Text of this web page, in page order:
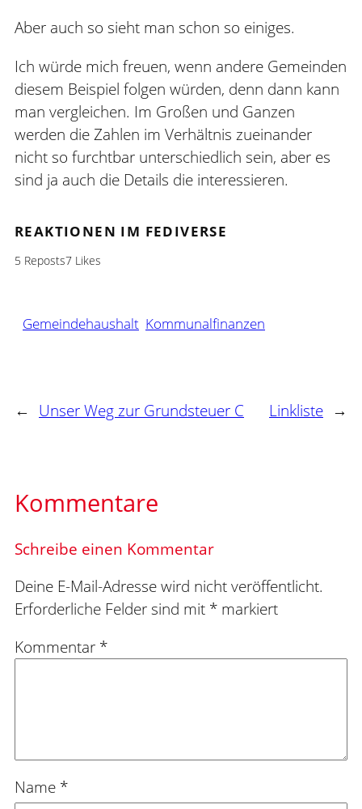
Aber auch so sieht man schon so einiges.
Ich würde mich freuen, wenn andere Gemeinden
diesem Beispiel folgen würden, denn dann kann
man vergleichen. Im Großen und Ganzen
werden die Zahlen im Verhältnis zueinander
nicht so furchtbar unterschiedlich sein, aber es
sind ja auch die Details die interessieren.
REAKTIONEN IM FEDIVERSE
5 Reposts7 Likes
Gemeindehaushalt Kommunalfinanzen
← Unser Weg zur Grundsteuer C Linkliste →
Kommentare
Schreibe einen Kommentar
Deine E-Mail-Adresse wird nicht veröffentlicht.
Erforderliche Felder sind mit * markiert
Kommentar *
Name *